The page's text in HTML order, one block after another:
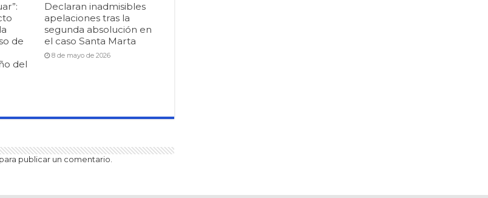
de
del
Declaran inadmisibles
apelaciones tras la
segunda absolución en
el caso Santa Marta
8 de mayo de 2026
para publicar un comentario.